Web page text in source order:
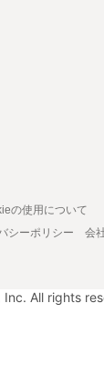
の使用について
シーポリシー 会
All rights